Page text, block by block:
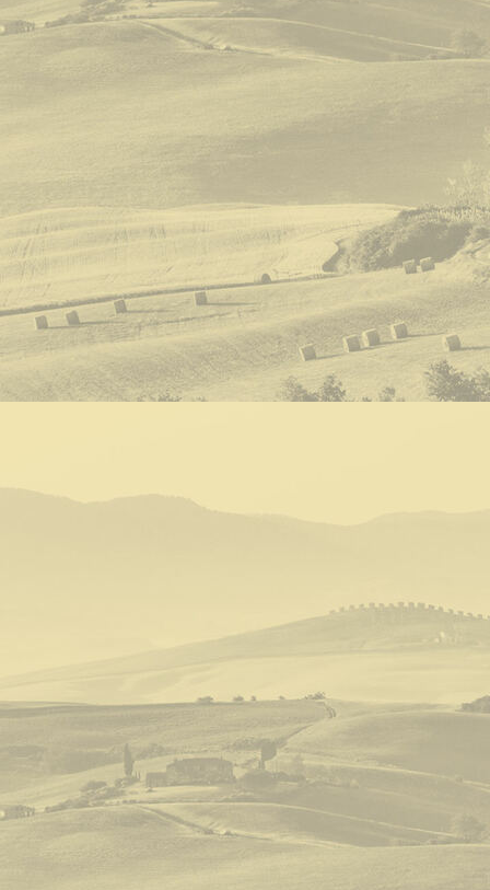
Toskanatour Verhghereto